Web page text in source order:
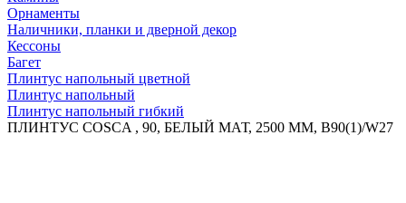
Орнаменты
Наличники, планки и дверной декор
Кессоны
Багет
Плинтус напольный цветной
Плинтус напольный
Плинтус напольный гибкий
ПЛИНТУС COSCA , 90, БЕЛЫЙ МАТ, 2500 ММ, B90(1)/W27